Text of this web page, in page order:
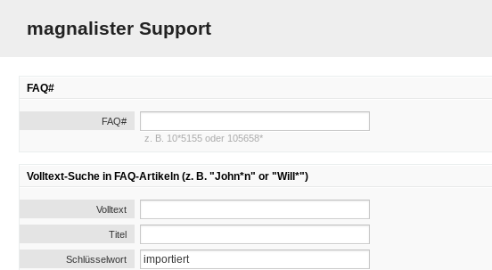
magnalister Support
FAQ#
FAQ#
z. B. 10*5155 oder 105658*
Volltext-Suche in FAQ-Artikeln (z. B. "John*n" or "Will*")
Volltext
Titel
Schlüsselwort